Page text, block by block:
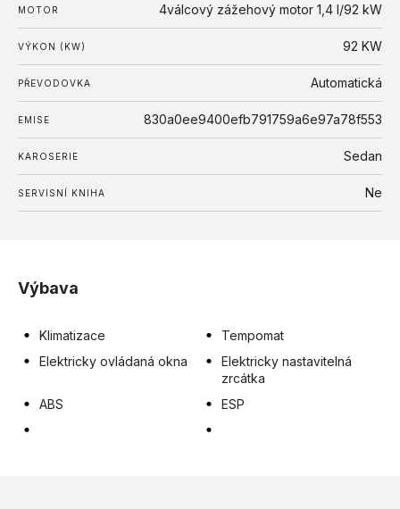
MOTOR 4válcový zážehový motor 1,4 l/92 kW
VÝKON (KW) 92 KW
PŘEVODOVKA Automatická
EMISE 830a0ee9400efb791759a6e97a78f553
KAROSERIE Sedan
SERVISNÍ KNIHA Ne
Výbava
Klimatizace
Tempomat
Elektricky ovládaná okna
Elektricky nastavitelná
zrcátka
ABS
ESP